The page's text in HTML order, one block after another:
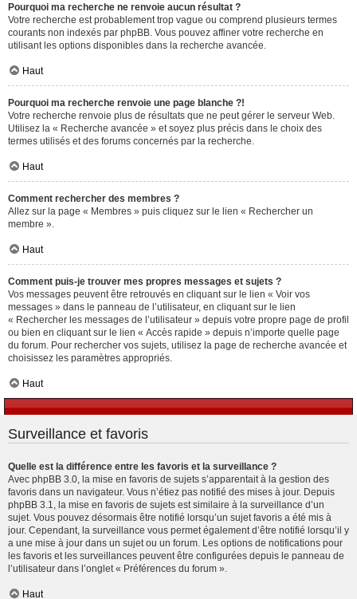
Pourquoi ma recherche ne renvoie aucun résultat ?
Votre recherche est probablement trop vague ou comprend plusieurs termes
courants non indexés par phpBB. Vous pouvez affiner votre recherche en
utilisant les options disponibles dans la recherche avancée.
Haut
Pourquoi ma recherche renvoie une page blanche ?!
Votre recherche renvoie plus de résultats que ne peut gérer le serveur Web.
Utilisez la « Recherche avancée » et soyez plus précis dans le choix des
termes utilisés et des forums concernés par la recherche.
Haut
Comment rechercher des membres ?
Allez sur la page « Membres » puis cliquez sur le lien « Rechercher un
membre ».
Haut
Comment puis-je trouver mes propres messages et sujets ?
Vos messages peuvent être retrouvés en cliquant sur le lien « Voir vos
messages » dans le panneau de l’utilisateur, en cliquant sur le lien
« Rechercher les messages de l’utilisateur » depuis votre propre page de profil
ou bien en cliquant sur le lien « Accès rapide » depuis n’importe quelle page
du forum. Pour rechercher vos sujets, utilisez la page de recherche avancée et
choisissez les paramètres appropriés.
Haut
Surveillance et favoris
Quelle est la différence entre les favoris et la surveillance ?
Avec phpBB 3.0, la mise en favoris de sujets s’apparentait à la gestion des
favoris dans un navigateur. Vous n’étiez pas notifié des mises à jour. Depuis
phpBB 3.1, la mise en favoris de sujets est similaire à la surveillance d’un
sujet. Vous pouvez désormais être notifié lorsqu’un sujet favoris a été mis à
jour. Cependant, la surveillance vous permet également d’être notifié lorsqu’il y
a une mise à jour dans un sujet ou un forum. Les options de notifications pour
les favoris et les surveillances peuvent être configurées depuis le panneau de
l’utilisateur dans l’onglet « Préférences du forum ».
Haut